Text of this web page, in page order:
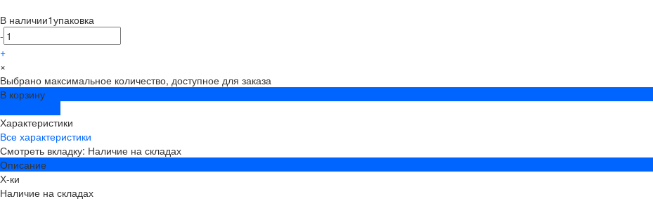
В наличии1упаковка
-
+
×
Выбрано максимальное количество, доступное для заказа
В корзину
Характеристики
Все характеристики
Смотреть вкладку: Наличие на складах
Описание
Х-ки
Наличие на складах